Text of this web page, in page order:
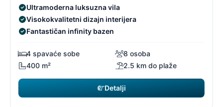
Ultramoderna luksuzna vila
Visokokvalitetni dizajn interijera
Fantastičan infinity bazen
4 spavaće sobe
8 osoba
400 m²
2.5 km do plaže
Detalji